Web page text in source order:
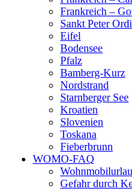
Frankreich –
Sankt Peter
Eifel
Bodensee
Pfalz
Bamberg-Kurz
Nordstrand
Starnberger See
Kroatien
Slovenien
Toskana
Fieberbrunn
WOMO-FAQ
Gefahr durch